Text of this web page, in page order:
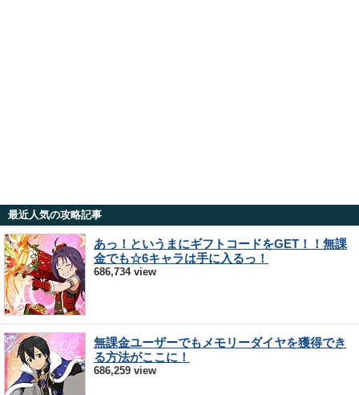
最近人気の攻略記事
あっ！というまにギフトコードをGET！！無課
金でも☆6キャラは手に入るっ！
686,734 view
無課金ユーザーでもメモリーダイヤを獲得でき
る方法がここに！
686,259 view